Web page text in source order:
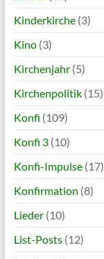
Kinderkirche(3)
Kino(3)
Kirchenjahr(5)
Kirchenpolitik(15)
Konfi (109)
Konfi 3(10)
Konfi-Impulse(17)
Konfirmation (8)
Lieder(10)
List-Posts(12)